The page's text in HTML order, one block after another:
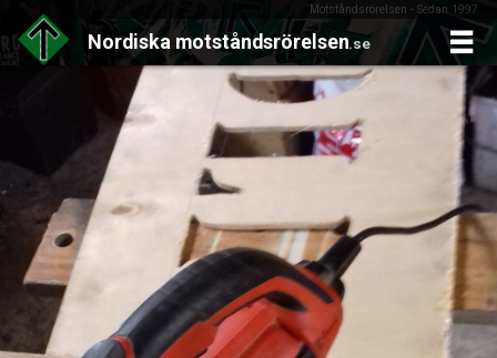
Motståndsrörelsen - Sedan 1997
Nordiska motståndsrörelsen.se
Skip
to
content